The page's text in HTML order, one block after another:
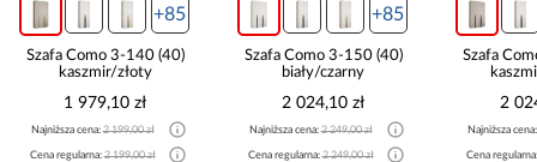
+85
Szafa Como 3-140 (40)
kaszmir/złoty
1 979,10 zł
Najniższa cena:2 199,00 zł
Cena regularna:2 199,00 zł
+85
Szafa Como 3-150 (40)
biały/czarny
2 024,10 zł
Najniższa cena:2 249,00 zł
Cena regularna:2 249,00 zł
Szafa
2
Najniższa
Cena